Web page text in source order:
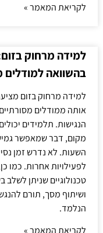
לקריאת המאמר »
למידה מרחוק
בהשוואה למודלים
למידה מרחוק בזום
אותה ממודלים
הנגישות. תלמידים
מקום, דבר שמאפשר
השעות. לא נדרש זמן
לפעילויות אחרות. כמו
טכנולוגיים שניתן לשלב
ושיתוף מסך, תורם
הנלמד.
לקריאת המאמר »